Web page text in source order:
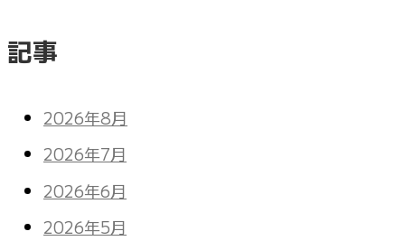
記事
2026年8月
2026年7月
2026年6月
2026年5月